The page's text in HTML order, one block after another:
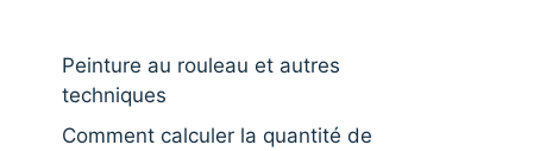
Peinture au rouleau et autres
techniques
Comment calculer la quantité de